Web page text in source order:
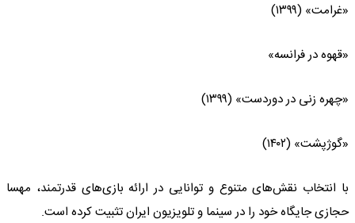
«غرامت» (۱۳۹۹)
«قهوه در فرانسه»
«چهره زنی در دوردست» (۱۳۹۹)
«گوژپشت» (۱۴۰۲)
با انتخاب نقش‌های متنوع و توانایی در ارائه بازی‌های قدرتمند، مهسا
حجازی جایگاه خود را در سینما و تلویزیون ایران تثبیت کرده است.